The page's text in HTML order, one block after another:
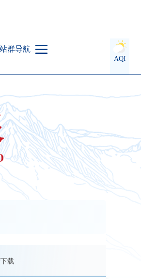
站群导航
AQI
载